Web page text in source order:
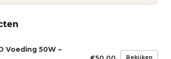
Voeding 50W –
€50,00 Bekijken